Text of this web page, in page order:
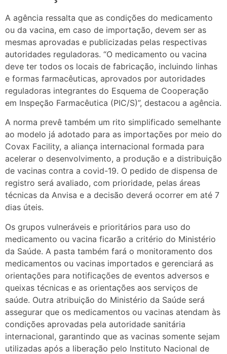
A agência ressalta que as condições do medicamento
ou da vacina, em caso de importação, devem ser as
mesmas aprovadas e publicizadas pelas respectivas
autoridades reguladoras. “O medicamento ou vacina
deve ter todos os locais de fabricação, incluindo linhas
e formas farmacêuticas, aprovados por autoridades
reguladoras integrantes do Esquema de Cooperação
em Inspeção Farmacêutica (PIC/S)”, destacou a agência.
A norma prevê também um rito simplificado semelhante
ao modelo já adotado para as importações por meio do
Covax Facility, a aliança internacional formada para
acelerar o desenvolvimento, a produção e a distribuição
de vacinas contra a covid-19. O pedido de dispensa de
registro será avaliado, com prioridade, pelas áreas
técnicas da Anvisa e a decisão deverá ocorrer em até 7
dias úteis.
Os grupos vulneráveis e prioritários para uso do
medicamento ou vacina ficarão a critério do Ministério
da Saúde. A pasta também fará o monitoramento dos
medicamentos ou vacinas importados e gerenciará as
orientações para notificações de eventos adversos e
queixas técnicas e as orientações aos serviços de
saúde. Outra atribuição do Ministério da Saúde será
assegurar que os medicamentos ou vacinas atendam às
condições aprovadas pela autoridade sanitária
internacional, garantindo que as vacinas somente sejam
utilizadas após a liberação pelo Instituto Nacional de